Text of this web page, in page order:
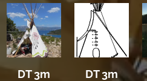
DT 3m
DT 3m